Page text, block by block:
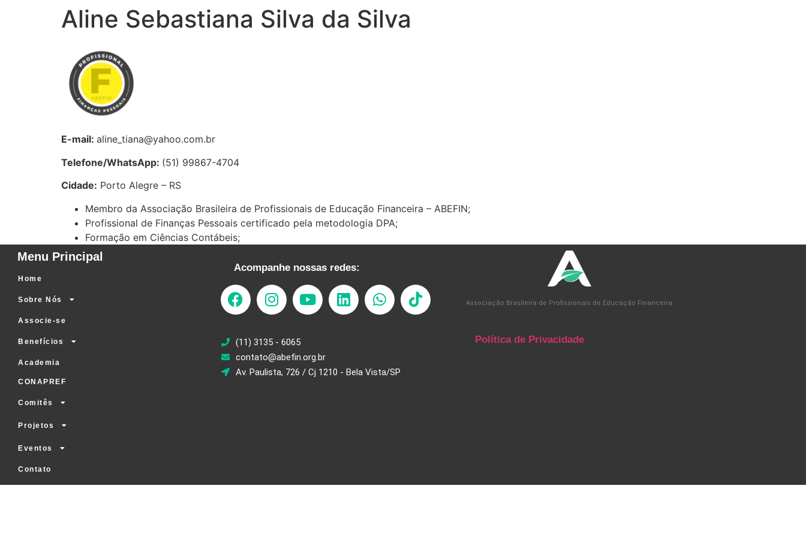
Aline Sebastiana Silva da Silva
E-mail: aline_tiana@yahoo.com.br
Telefone/WhatsApp: (51) 99867-4704
Cidade: Porto Alegre – RS
Membro da Associação Brasileira de Profissionais de Educação Financeira – ABEFIN;
Profissional de Finanças Pessoais certificado pela metodologia DPA;
Formação em Ciências Contábeis;
Menu Principal
Home
Sobre Nós
Associe-se
Benefícios
Academia
CONAPREF
Comitês
Projetos
Eventos
Contato
Acompanhe nossas redes:
(11) 3135 - 6065
contato@abefin.org.br
Av. Paulista, 726 / Cj 1210 - Bela Vista/SP
Associação Brasileira de Profissionais de Educação Financeira
Política de Privacidade